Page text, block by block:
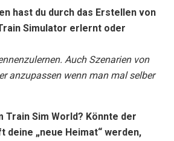
hast du durch das Erstellen von
Simulator erlernt oder
Auch Szenarien von
anzupassen wenn man mal selber
Train Sim World? Könnte der
deine „neue Heimat“ werden,